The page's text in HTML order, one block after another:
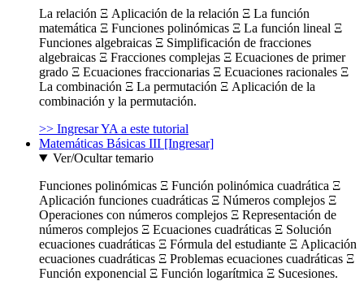
La relación Ξ Aplicación de la relación Ξ La función
matemática Ξ Funciones polinómicas Ξ La función lineal Ξ
Funciones algebraicas Ξ Simplificación de fracciones
algebraicas Ξ Fracciones complejas Ξ Ecuaciones de primer
grado Ξ Ecuaciones fraccionarias Ξ Ecuaciones racionales Ξ
La combinación Ξ La permutación Ξ Aplicación de la
combinación y la permutación.
>> Ingresar YA a este tutorial
Matemáticas Básicas III [Ingresar]
Ver/Ocultar temario
Funciones polinómicas Ξ Función polinómica cuadrática Ξ
Aplicación funciones cuadráticas Ξ Números complejos Ξ
Operaciones con números complejos Ξ Representación de
números complejos Ξ Ecuaciones cuadráticas Ξ Solución
ecuaciones cuadráticas Ξ Fórmula del estudiante Ξ Aplicación
ecuaciones cuadráticas Ξ Problemas ecuaciones cuadráticas Ξ
Función exponencial Ξ Función logarítmica Ξ Sucesiones.